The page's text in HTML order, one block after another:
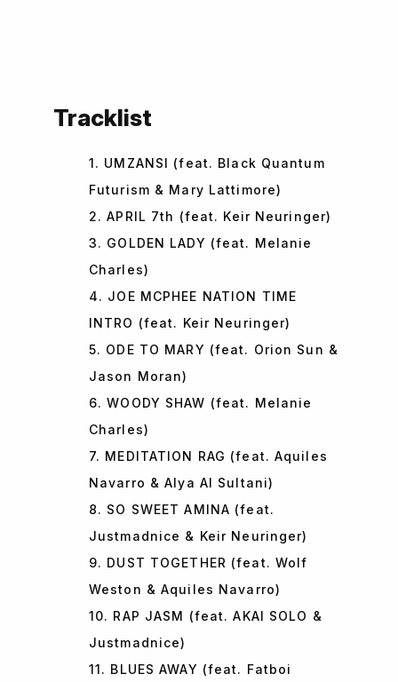
Tracklist
1. UMZANSI (feat. Black Quantum
Futurism & Mary Lattimore)
2. APRIL 7th (feat. Keir Neuringer)
3. GOLDEN LADY (feat. Melanie
Charles)
4. JOE MCPHEE NATION TIME
INTRO (feat. Keir Neuringer)
5. ODE TO MARY (feat. Orion Sun &
Jason Moran)
6. WOODY SHAW (feat. Melanie
Charles)
7. MEDITATION RAG (feat. Aquiles
Navarro & Alya Al Sultani)
8. SO SWEET AMINA (feat.
Justmadnice & Keir Neuringer)
9. DUST TOGETHER (feat. Wolf
Weston & Aquiles Navarro)
10. RAP JASM (feat. AKAI SOLO &
Justmadnice)
11. BLUES AWAY (feat. Fatboi